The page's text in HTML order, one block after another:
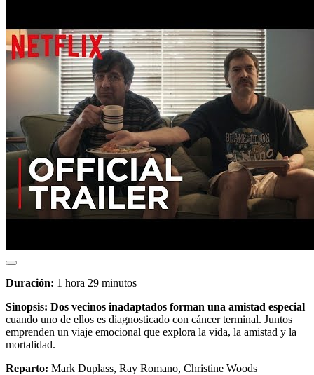
Duración: 1 hora 29 minutos
Sinopsis: Dos vecinos inadaptados forman una amistad especial
cuando uno de ellos es diagnosticado con cáncer terminal. Juntos
emprenden un viaje emocional que explora la vida, la amistad y la
mortalidad.
Reparto: Mark Duplass, Ray Romano, Christine Woods